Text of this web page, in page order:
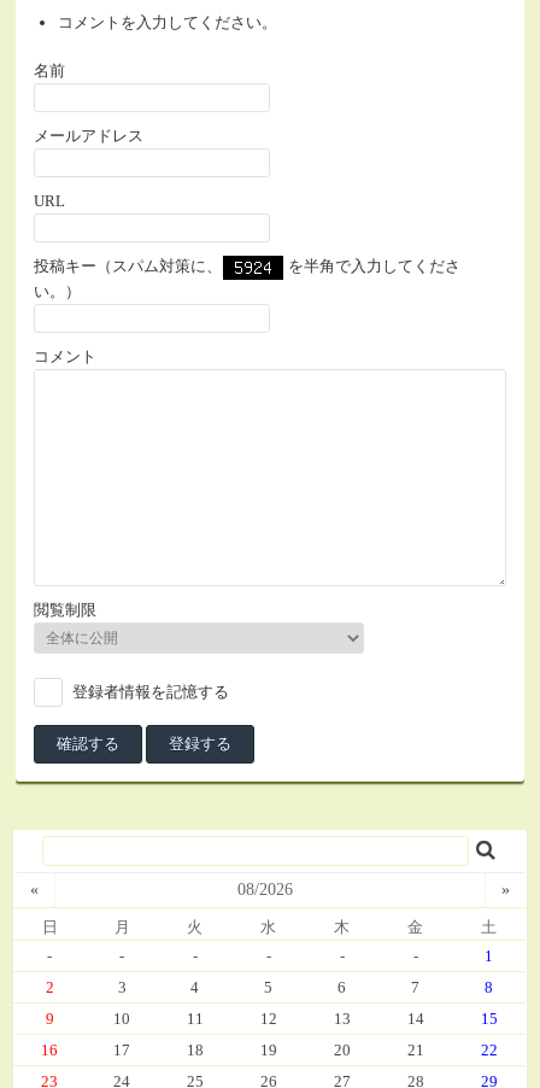
コメントを入力してください。
名前
メールアドレス
URL
投稿キー（スパム対策に、
を半角で入力してくださ
い。）
コメント
閲覧制限
登録者情報を記憶する
« 08/2026 »
日 月 火 水 木 金 土
- - - - - -
1
2
3 4 5 6 7
8
9
10 11 12 13 14
15
16
17 18 19 20 21
22
23
24 25 26 27 28 29